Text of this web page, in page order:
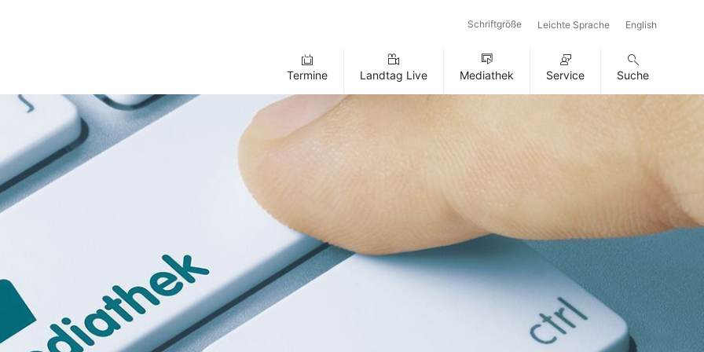
Schriftgröße Leichte Sprache English
Termine Landtag Live Mediathek Service Suche